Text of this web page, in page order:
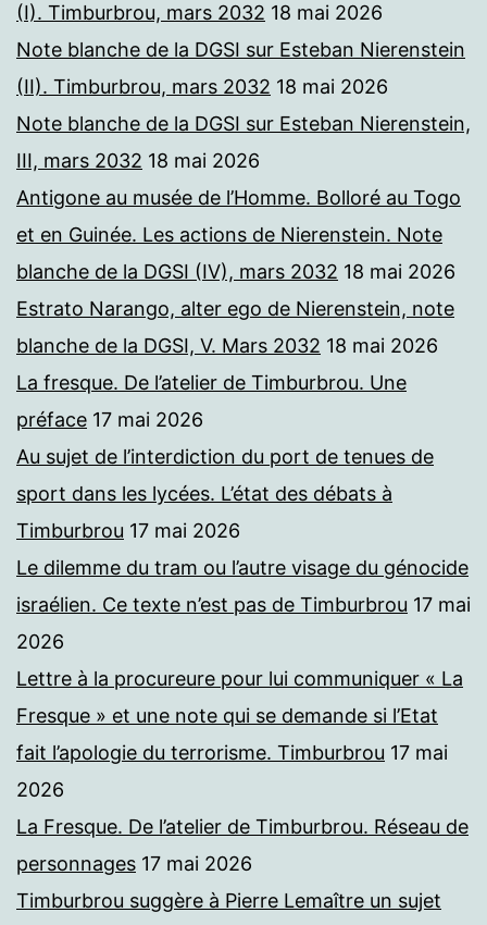
(I). Timburbrou, mars 2032 18 mai 2026
Note blanche de la DGSI sur Esteban Nierenstein
(II). Timburbrou, mars 2032 18 mai 2026
Note blanche de la DGSI sur Esteban Nierenstein,
III, mars 2032 18 mai 2026
Antigone au musée de l’Homme. Bolloré au Togo
et en Guinée. Les actions de Nierenstein. Note
blanche de la DGSI (IV), mars 2032 18 mai 2026
Estrato Narango, alter ego de Nierenstein, note
blanche de la DGSI, V. Mars 2032 18 mai 2026
La fresque. De l’atelier de Timburbrou. Une
préface 17 mai 2026
Au sujet de l’interdiction du port de tenues de
sport dans les lycées. L’état des débats à
Timburbrou 17 mai 2026
Le dilemme du tram ou l’autre visage du génocide
israélien. Ce texte n’est pas de Timburbrou 17 mai
2026
Lettre à la procureure pour lui communiquer « La
Fresque » et une note qui se demande si l’Etat
fait l’apologie du terrorisme. Timburbrou 17 mai
2026
La Fresque. De l’atelier de Timburbrou. Réseau de
personnages 17 mai 2026
Timburbrou suggère à Pierre Lemaître un sujet